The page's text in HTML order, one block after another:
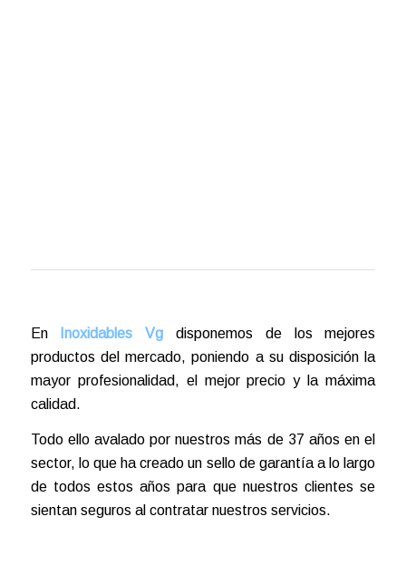
En Inoxidables Vgdisponemos de los mejores
productos del mercado, poniendo a su disposición la
mayor profesionalidad, el mejor precio y la máxima
calidad.
Todo ello avalado por nuestros más de 37 años en el
sector, lo que ha creado un sello de garantía a lo largo
de todos estos años para que nuestros clientes se
sientan seguros al contratar nuestros servicios.